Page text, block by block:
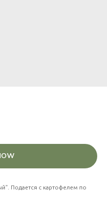
Подается с картофелем по